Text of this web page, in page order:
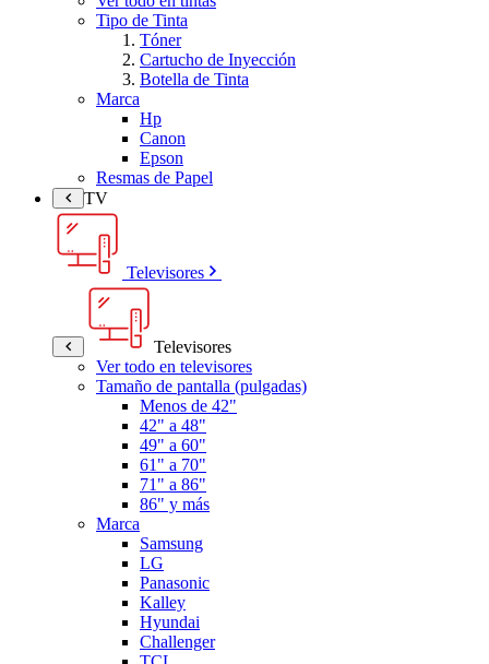
Tipo de Tinta
Tóner
Cartucho de Inyección
Botella de Tinta
Marca
Hp
Canon
Epson
Resmas de Papel
TV
Televisores
Televisores
Ver todo en televisores
Tamaño de pantalla (pulgadas)
Menos de 42"
42" a 48"
49" a 60"
61" a 70"
71" a 86"
86" y más
Marca
Samsung
LG
Panasonic
Kalley
Hyundai
Challenger